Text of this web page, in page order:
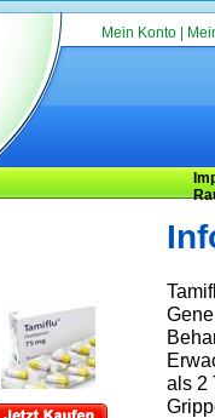
Mein Konto
als 2